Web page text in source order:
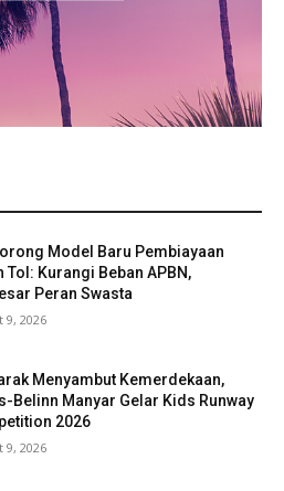
Model Baru Pembiayaan
Tol: Kurangi Beban APBN,
Peran Swasta
9, 2026
Menyambut Kemerdekaan,
Belinn Manyar Gelar Kids Runway
2026
9, 2026